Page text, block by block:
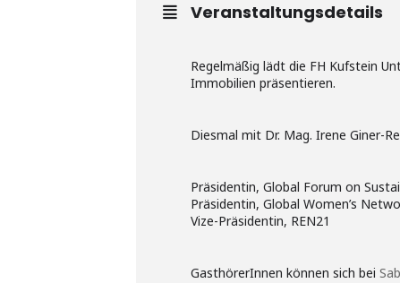
Veranstaltungsdetails
Regelmäßig lädt die FH Kufstein
Immobilien präsentieren.
Diesmal mit Dr. Mag. Irene Giner-
Präsidentin, Global Forum on
Präsidentin, Global Women’s
Vize-Präsidentin, REN21
GasthörerInnen können sich bei